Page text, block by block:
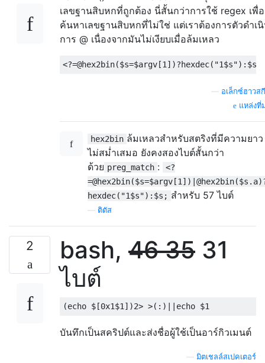
เลขฐานสิบหกที่ถูกต้อง นี่สั้นกว่าการใช้ regex เพื่อ
ค้นหาเลขฐานสิบหกที่ไม่ใช่ แต่เราต้องการตัวดำเ
การ @ เนื่องจากมันไม่เงียบเมื่อล้มเหลว
อเล็กซ์ฮาวส
แหล่งที่
hex2bin ล้มเหลวสำหรับสตริงที่มีความยาว
ไม่สม่ำเสมอ ยังคงสองไบต์สั้นกว่า
ด้วย preg_match :
<?
hexdec("1$s"):$s; สำหรับ 57 ไบต์
ติตัส
2 bash, 4635 31
ไบต์
บันทึกเป็นสคริปต์และส่งชื่อผู้ใช้เป็นอาร์กิวเมนต์
มิตเชลล์สเปคเตอร์